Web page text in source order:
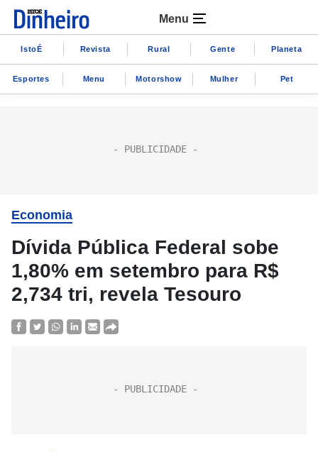
Menu
IstoÉ Revista Rural Gente Planeta
Esportes Menu Motorshow Mulher Pet
Economia
Dívida Pública Federal sobe
1,80% em setembro para R$
2,734 tri, revela Tesouro